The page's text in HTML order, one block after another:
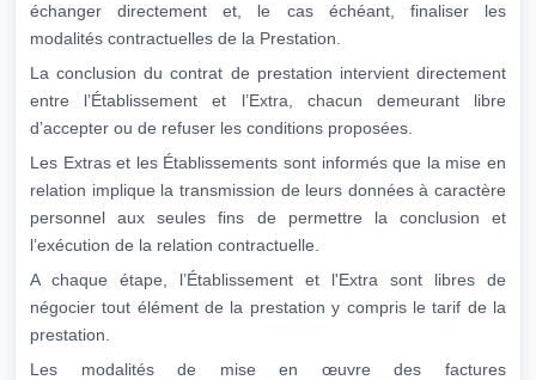
échanger directement et, le cas échéant, finaliser les
modalités contractuelles de la Prestation.
La conclusion du contrat de prestation intervient directement
entre l’Établissement et l’Extra, chacun demeurant libre
d’accepter ou de refuser les conditions proposées.
Les Extras et les Établissements sont informés que la mise en
relation implique la transmission de leurs données à caractère
personnel aux seules fins de permettre la conclusion et
l’exécution de la relation contractuelle.
A chaque étape, l’Établissement et l'Extra sont libres de
négocier tout élément de la prestation y compris le tarif de la
prestation.
Les modalités de mise en œuvre des factures